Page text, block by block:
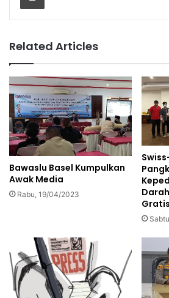
Related Articles
Bawaslu Basel Kumpulkan
Awak Media
Rabu, 19/04/2023
Gratis